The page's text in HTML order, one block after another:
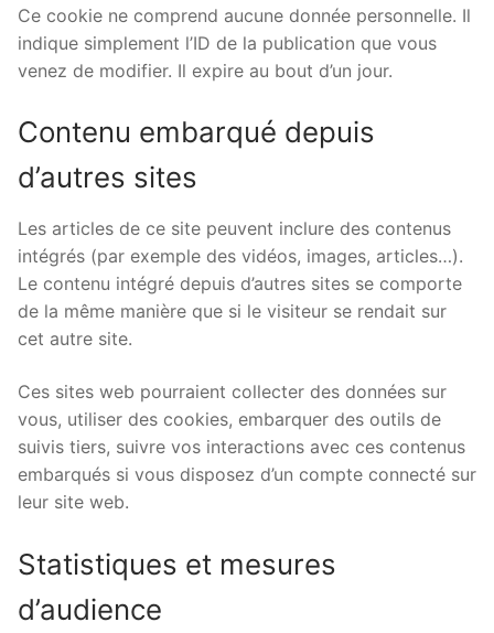
Ce cookie ne comprend aucune donnée personnelle. Il
indique simplement l’ID de la publication que vous
venez de modifier. Il expire au bout d’un jour.
Contenu embarqué depuis
d’autres sites
Les articles de ce site peuvent inclure des contenus
intégrés (par exemple des vidéos, images, articles…).
Le contenu intégré depuis d’autres sites se comporte
de la même manière que si le visiteur se rendait sur
cet autre site.
Ces sites web pourraient collecter des données sur
vous, utiliser des cookies, embarquer des outils de
suivis tiers, suivre vos interactions avec ces contenus
embarqués si vous disposez d’un compte connecté sur
leur site web.
Statistiques et mesures
d’audience